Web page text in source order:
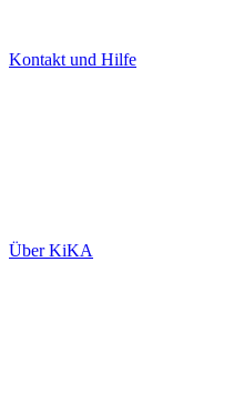
Kontakt und Hilfe
Über KiKA